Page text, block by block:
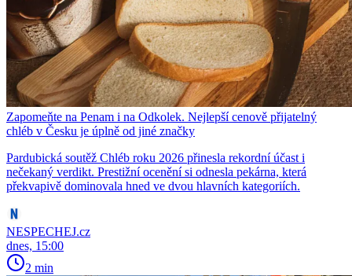
Zapomeňte na Penam i na Odkolek. Nejlepší cenově přijatelný
chléb v Česku je úplně od jiné značky
Pardubická soutěž Chléb roku 2026 přinesla rekordní účast i
nečekaný verdikt. Prestižní ocenění si odnesla pekárna, která
překvapivě dominovala hned ve dvou hlavních kategoriích.
NESPECHEJ.cz
dnes, 15:00
2 min